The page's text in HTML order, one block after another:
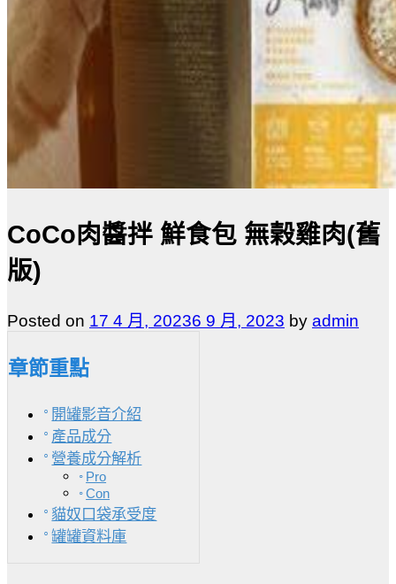
CoCo肉醬拌 鮮食包 無榖雞肉(舊
版)
Posted on 17 4 月, 20236 9 月, 2023 by admin
章節重點
開罐影音介紹
產品成分
營養成分解析
Pro
Con
貓奴口袋承受度
罐罐資料庫